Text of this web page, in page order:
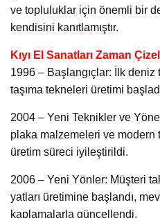
ve topluluklar için önemli bir
kendisini kanıtlamıştır.
Kıyı El Sanatları Zaman
1996 – Başlangıçlar: İlk
taşıma tekneleri üretimi
2004 – Yeni Teknikler ve
plaka malzemeleri ve modern
üretim süreci iyileştirildi.
2006 – Yeni Yönler: Müşteri
yatları üretimine başlandı,
kaplamalarla güncellendi.